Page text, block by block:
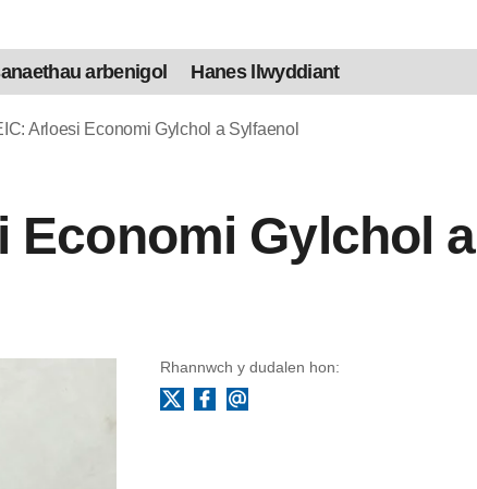
arbenigol Hanes llwyddiant
Arloesi Economi Gylchol a Sylfaenol
Economi Gylchol a
Rhannwch y dudalen hon:
Facebook
Ebost